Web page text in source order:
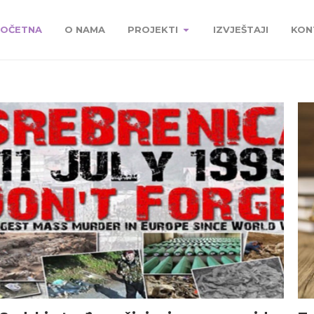
O NAMA PROJEKTI IZVJEŠTAJI